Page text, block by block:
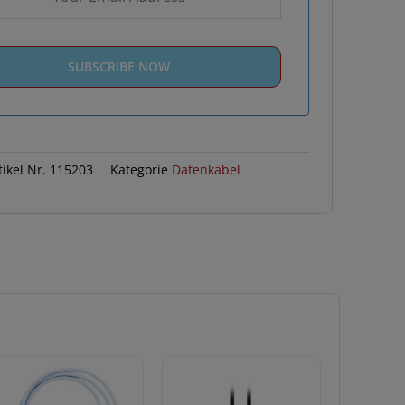
Nr. 115203 Kategorie Datenkabel